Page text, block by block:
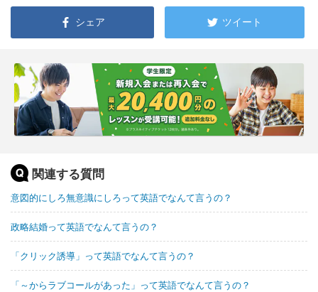
シェア ツイート
関連する質問
意図的にしろ無意識にしろって英語でなんて言うの？
政略結婚って英語でなんて言うの？
「クリック誘導」って英語でなんて言うの？
「～からラブコールがあった」って英語でなんて言うの？